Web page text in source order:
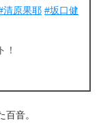
清原果耶 #坂口健
！
音。